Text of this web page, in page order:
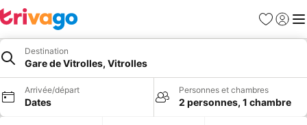
Favoris
Se
Destination
Gare de Vitrolles, Vitrolles
Arrivée/départ
Dates
Personnes et chambres
2 personnes, 1 chambre